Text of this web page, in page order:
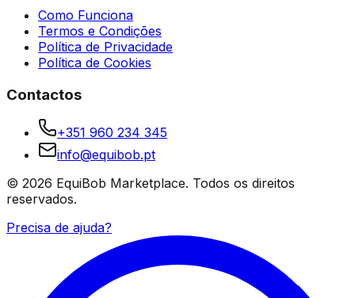
Como Funciona
Termos e Condições
Política de Privacidade
Política de Cookies
Contactos
+351 960 234 345
info@equibob.pt
© 2026 EquiBob Marketplace. Todos os direitos
reservados.
Precisa de ajuda?